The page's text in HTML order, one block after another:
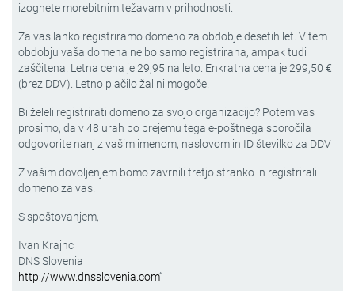
izognete morebitnim težavam v prihodnosti.
Za vas lahko registriramo domeno za obdobje desetih let. V tem
obdobju vaša domena ne bo samo registrirana, ampak tudi
zaščitena. Letna cena je 29,95 na leto. Enkratna cena je 299,50 €
(brez DDV). Letno plačilo žal ni mogoče.
Bi želeli registrirati domeno za svojo organizacijo? Potem vas
prosimo, da v 48 urah po prejemu tega e-poštnega sporočila
odgovorite nanj z vašim imenom, naslovom in ID številko za DDV
Z vašim dovoljenjem bomo zavrnili tretjo stranko in registrirali
domeno za vas.
S spoštovanjem,
Ivan Krajnc
DNS Slovenia
http://www.dnsslovenia.com“